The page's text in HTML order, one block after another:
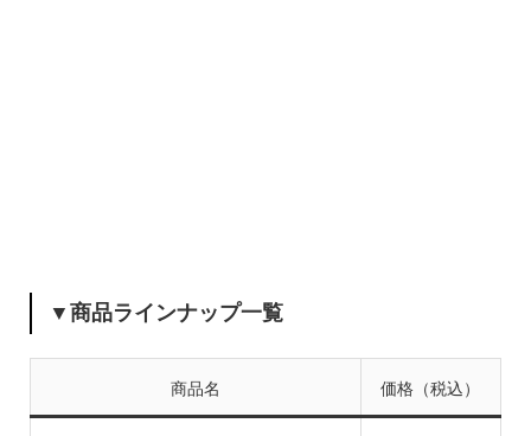
▼商品ラインナップ一覧
商品名 価格（税込）